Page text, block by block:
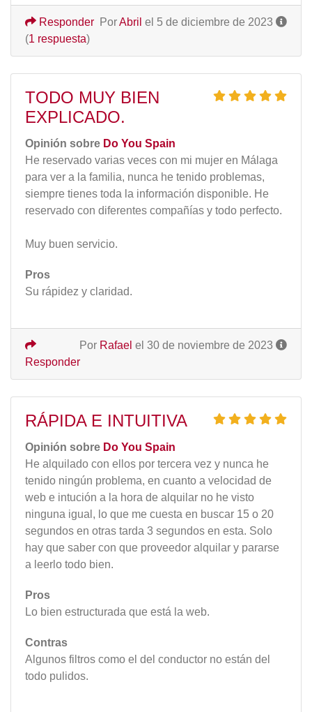
PorAbril el 5 de diciembre de 2023
Responder
(1 respuesta)
TODO MUY BIEN
EXPLICADO.
Opinión sobre Do You Spain
He reservado varias veces con mi mujer en Málaga
para ver a la familia, nunca he tenido problemas,
siempre tienes toda la información disponible. He
reservado con diferentes compañías y todo perfecto.
Muy buen servicio.
Pros
Su rápidez y claridad.
Por Rafael el 30 de noviembre de 2023
Responder
RÁPIDA E INTUITIVA
Opinión sobre Do You Spain
He alquilado con ellos por tercera vez y nunca he
tenido ningún problema, en cuanto a velocidad de
web e intución a la hora de alquilar no he visto
ninguna igual, lo que me cuesta en buscar 15 o 20
segundos en otras tarda 3 segundos en esta. Solo
hay que saber con que proveedor alquilar y pararse
a leerlo todo bien.
Pros
Lo bien estructurada que está la web.
Contras
Algunos filtros como el del conductor no están del
todo pulidos.